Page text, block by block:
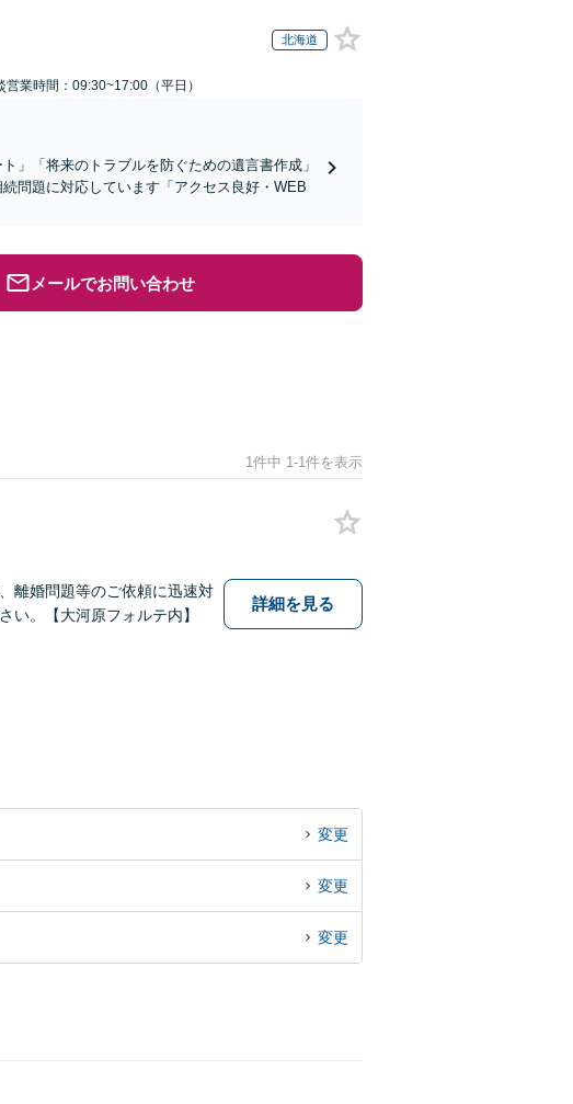
北海道
営業時間：09:30~17:00（平日）
」「将来のトラブルを防ぐための遺言書作成」
問題に対応しています「アクセス良好・WEB
メールでお問い合わせ
1件中 1-1件を表示
離婚問題等のご依頼に迅速対
い。【大河原フォルテ内】
詳細を見る
変更
変更
変更